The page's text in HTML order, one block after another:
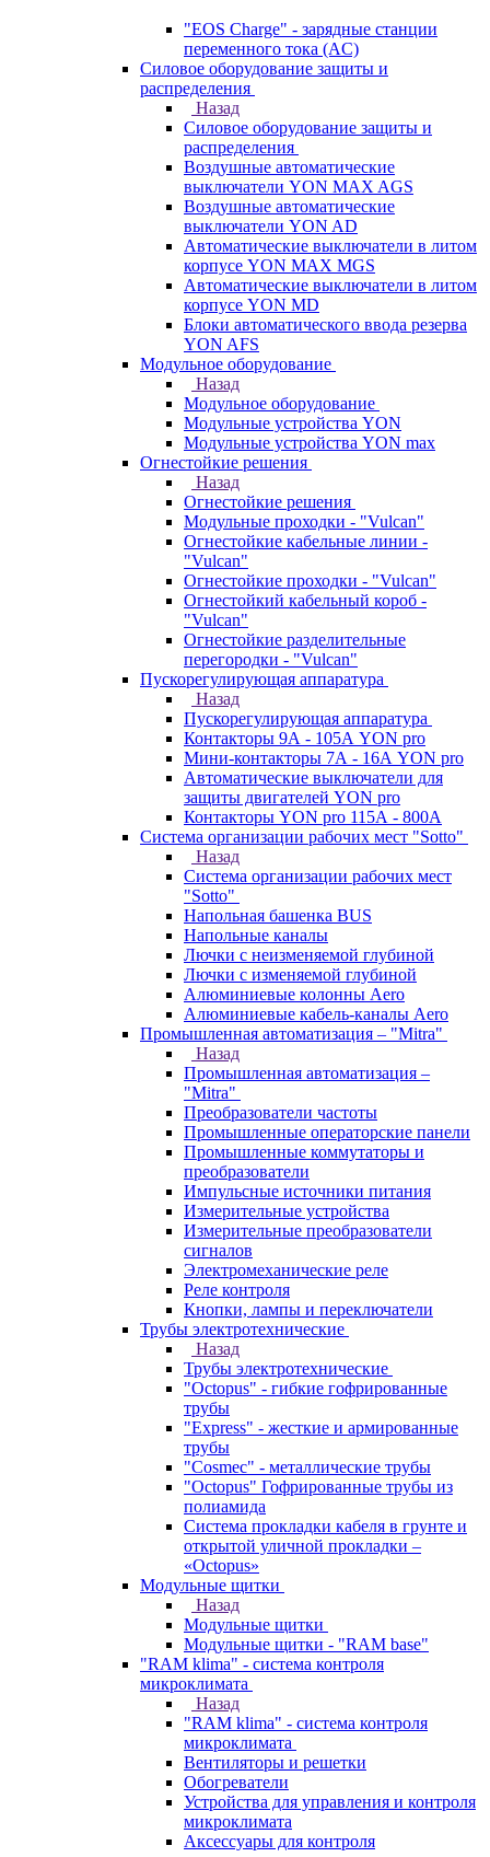
"EOS Charge" - зарядные станции
переменного тока (AC)
Силовое оборудование защиты и
распределения
Назад
Силовое оборудование защиты и
распределения
Воздушные автоматические
выключатели YON MAX AGS
Воздушные автоматические
выключатели YON AD
Автоматические выключатели в литом
корпусе YON MAX MGS
Автоматические выключатели в литом
корпусе YON MD
Блоки автоматического ввода резерва
YON AFS
Модульное оборудование
Назад
Модульное оборудование
Модульные устройства YON
Модульные устройства YON max
Огнестойкие решения
Назад
Огнестойкие решения
Модульные проходки - "Vulcan"
Огнестойкие кабельные линии -
"Vulcan"
Огнестойкие проходки - "Vulcan"
Огнестойкий кабельный короб -
"Vulcan"
Огнестойкие разделительные
перегородки - "Vulcan"
Пускорегулирующая аппаратура
Назад
Пускорегулирующая аппаратура
Контакторы 9А - 105А YON pro
Мини-контакторы 7А - 16А YON pro
Автоматические выключатели для
защиты двигателей YON pro
Контакторы YON pro 115А - 800А
Система организации рабочих мест "Sotto"
Назад
Система организации рабочих мест
"Sotto"
Напольная башенка BUS
Напольные каналы
Лючки с неизменяемой глубиной
Лючки с изменяемой глубиной
Алюминиевые колонны Aero
Алюминиевые кабель-каналы Aero
Промышленная автоматизация – "Mitra"
Назад
Промышленная автоматизация –
"Mitra"
Преобразователи частоты
Промышленные операторские панели
Промышленные коммутаторы и
преобразователи
Импульсные источники питания
Измерительные устройства
Измерительные преобразователи
сигналов
Электромеханические реле
Реле контроля
Кнопки, лампы и переключатели
Трубы электротехнические
Назад
Трубы электротехнические
"Octopus" - гибкие гофрированные
трубы
"Express" - жесткие и армированные
трубы
"Cosmec" - металлические трубы
"Octopus" Гофрированные трубы из
полиамида
Система прокладки кабеля в грунте и
открытой уличной прокладки –
«Octopus»
Модульные щитки
Назад
Модульные щитки
Модульные щитки - "RAM base"
"RAM klima" - система контроля
микроклимата
Назад
"RAM klima" - система контроля
микроклимата
Вентиляторы и решетки
Обогреватели
Устройства для управления и контроля
микроклимата
Аксессуары для контроля